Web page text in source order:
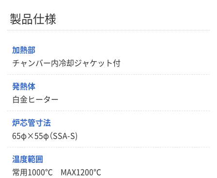
製品仕様
加熱部
チャンバー内冷却ジャケット付
発熱体
白金ヒーター
炉芯管寸法
65φ×55φ（SSA-S)
温度範囲
常用1000℃ MAX1200℃